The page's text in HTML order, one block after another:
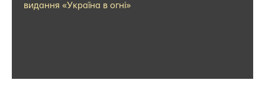
видання «Україна в огні»